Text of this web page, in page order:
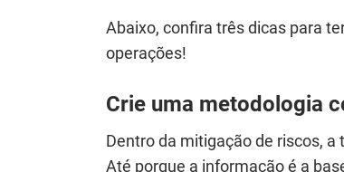
Abaixo, confira três dicas para
operações!
Crie uma metodologia
Dentro da mitigação de riscos,
Até porque a informação é a